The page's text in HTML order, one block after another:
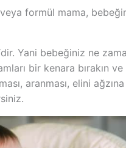
formül mama,
Yani bebeğiniz ne
bir kenara bırakın
aranması, elini